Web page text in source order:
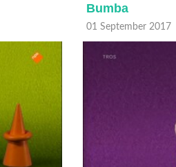
Bumba
31 Augustus 2017